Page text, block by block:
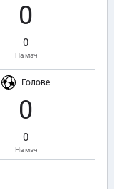
0
0
На мач
Голове
0
0
На мач